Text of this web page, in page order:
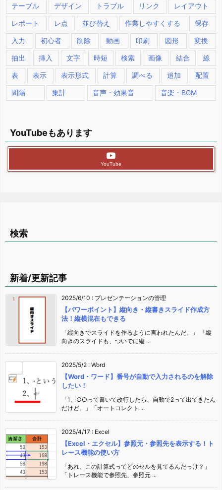
テーブル デザイン トラブル リンク レイアウト
レポート レ点 並び替え 作業しやすくする 保存
入力 初心者 削除 動画 印刷 図形 変換
抽出 挿入 文字 時短 検索 画像 結合 線
表 表示 表示形式 計算 調べる 追加 配置
間隔 集計 音声・効果音 音楽・BGM
YouTubeもあります
YouTube
検索
新着/更新記事
2025/6/10 : プレゼンテーションの管理
【パワーポイント】縦向き・縦書きスライド作成方
法！縦横混在もできる
「縦向きでスライドを作るように言われたんだ。」 「縦
向きのスライドも、ついでに縦 ...
2025/5/2 : Word
【Word・ワード】番号が自動で入力されるのを解除
したい！
「1、○○って書いて改行したら、自動で2って出てきたん
だけど。」「オートコレクト ...
2025/4/17 : Excel
【Excel・エクセル】参照元・参照先を表示する！ト
レース機能の使い方
「あれ、この計算式ってどのセルを見てるんだっけ？」
「トレース機能で参照先、参照元 ...